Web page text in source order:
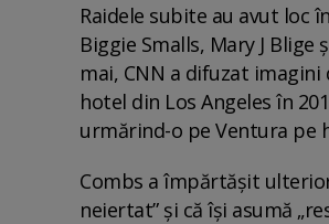
Raidele subite au avut loc
Biggie Smalls, Mary J
mai, CNN a difuzat
hotel din Los Angeles în
urmărind-o pe Ventura pe
Combs a împărtășit
neiertat” și că își asumă